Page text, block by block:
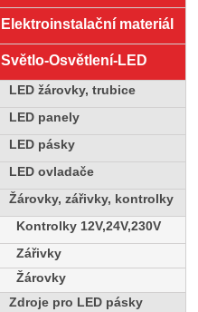
Elektroinstalační materiál
Světlo-Osvětlení-LED
LED žárovky, trubice
LED panely
LED pásky
LED ovladače
Žárovky, zářivky, kontrolky
Kontrolky 12V,24V,230V
Zářivky
Žárovky
Zdroje pro LED pásky